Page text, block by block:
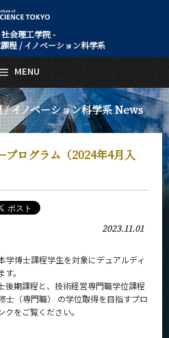
会理工学院 -
程 / イノベーション科学系
/ イノベーション科学系 News
プログラム（2024年4月入
2023.11.01
学博士課程学生を対象にデュアルディ
。
後期課程と、技術経営専門職学位課程
士（専門職） の学位取得を目指すプロ
をご覧ください。
MENU
English
ノベーション科学系について
ノベーション科学系 News